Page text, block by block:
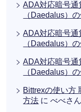
ADA対応暗号通
（Daedalus）
ADA対応暗号通
（Daedalus）
ADA対応暗号通
（Daedalus）
Bittrexの使い方
方法 にべべさん